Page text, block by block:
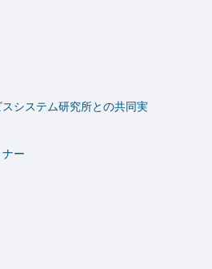
システム研究所との共同実
ー